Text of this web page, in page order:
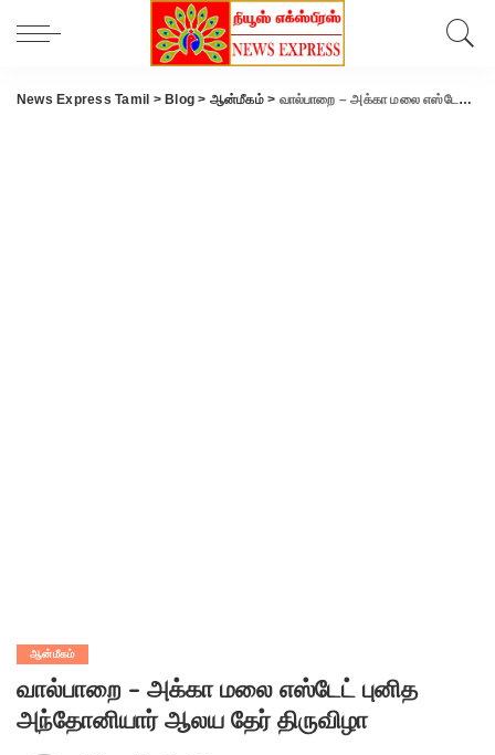
News Express Tamil > Blog > ஆன்மீகம்> வால்பாறை – அக்கா மலை எஸ்டேட் புனித அந்தோனியார் ஆலய தேர் திருவிழா
ஆன்மீகம்
வால்பாறை – அக்கா மலை எஸ்டேட் புனித
அந்தோனியார் ஆலய தேர் திருவிழா